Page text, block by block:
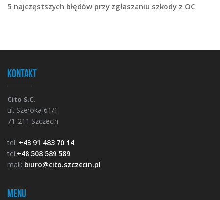
5 najczęstszych błędów przy zgłaszaniu szkody z OC
Kontakt
Cito S.C.
ul. Szeroka 61/1
71-211 Szczecin
tel: +48 91 483 70 14
tel:+48 508 589 589
mail: biuro@cito.szczecin.pl
Menu